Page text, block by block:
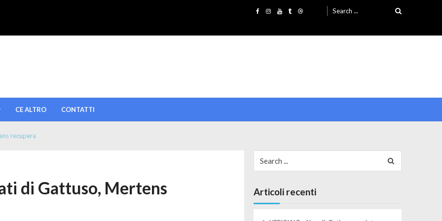
Search for:
CE ALTRO CONTATTI
recupera
di Gattuso, Mertens
Articoli recenti